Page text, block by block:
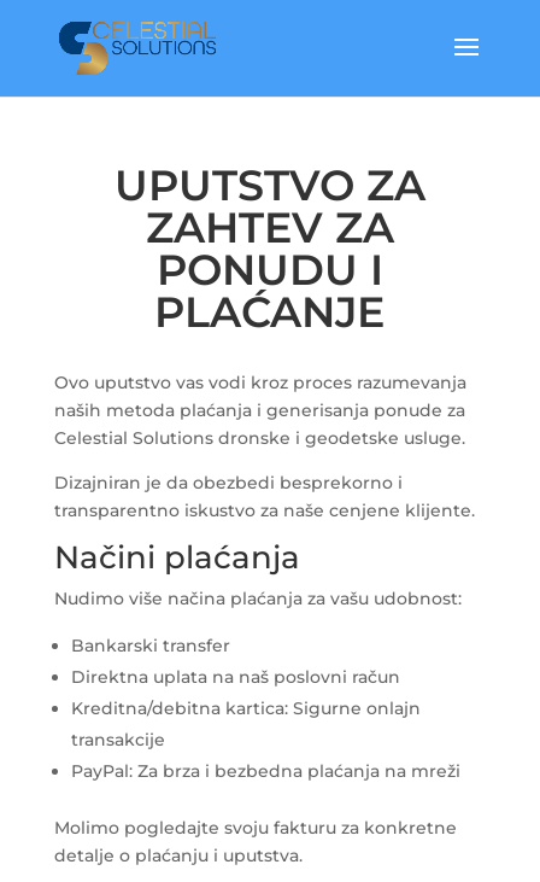
UPUTSTVO ZA
ZAHTEV ZA
PONUDU I
PLAĆANJE
Ovo uputstvo vas vodi kroz proces razumevanja
naših metoda plaćanja i generisanja ponude za
Celestial Solutions dronske i geodetske usluge.
Dizajniran je da obezbedi besprekorno i
transparentno iskustvo za naše cenjene klijente.
Načini plaćanja
Nudimo više načina plaćanja za vašu udobnost:
Bankarski transfer
Direktna uplata na naš poslovni račun
Kreditna/debitna kartica: Sigurne onlajn
transakcije
PayPal: Za brza i bezbedna plaćanja na mreži
Molimo pogledajte svoju fakturu za konkretne
detalje o plaćanju i uputstva.